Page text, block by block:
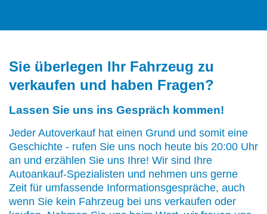
Sie überlegen Ihr Fahrzeug zu
verkaufen und haben Fragen?
Lassen Sie uns ins Gespräch kommen!
Jeder Autoverkauf hat einen Grund und somit eine
Geschichte - rufen Sie uns noch heute bis 20:00 Uhr
an und erzählen Sie uns Ihre! Wir sind Ihre
Autoankauf-Spezialisten und nehmen uns gerne
Zeit für umfassende Informationsgespräche, auch
wenn Sie kein Fahrzeug bei uns verkaufen oder